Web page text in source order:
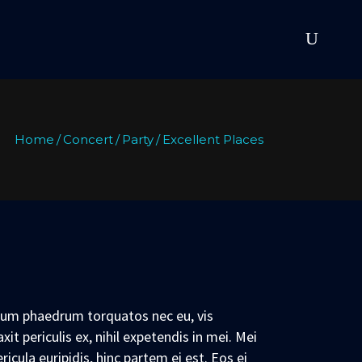
Home / Concert/ Party/ Excellent Places
phaedrum torquatos nec eu, vis
periculis ex, nihil expetendis in mei. Mei
euripidis, hinc partem ei est. Eos ei